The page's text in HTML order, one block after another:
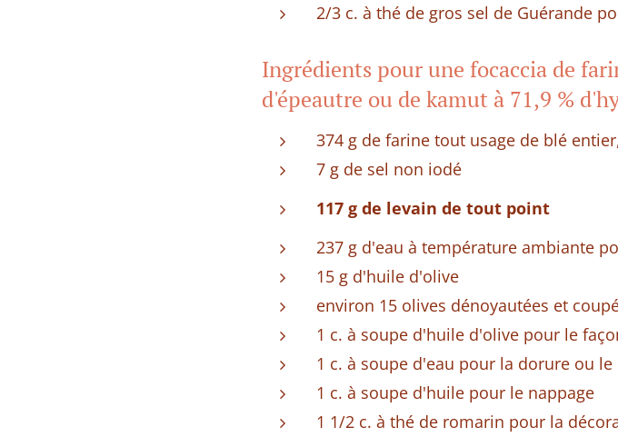
2/3 c. à thé de gros sel de Guérande
Ingrédients pour une focaccia de
d'épeautre ou de kamut à 71,9 %
374 g de farine tout usage de blé
7 g de sel non iodé
117 g de levain de tout point
237 g d'eau à température ambiante
15 g d'huile d'olive
environ 15 olives dénoyautées et
1 c. à soupe d'huile d'olive pour le
1 c. à soupe d'eau pour la dorure ou le
1 c. à soupe d'huile pour le nappage
1 1/2 c. à thé de romarin pour la